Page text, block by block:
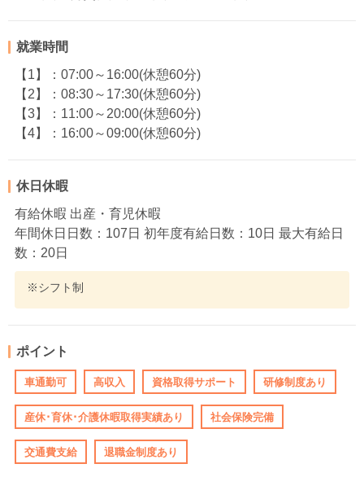
就業時間
【1】：07:00～16:00(休憩60分)
【2】：08:30～17:30(休憩60分)
【3】：11:00～20:00(休憩60分)
【4】：16:00～09:00(休憩60分)
休日休暇
有給休暇 出産・育児休暇
年間休日日数：107日 初年度有給日数：10日 最大有給日
数：20日
※シフト制
ポイント
車通勤可 高収入 資格取得サポート 研修制度あり
産休･育休･介護休暇取得実績あり 社会保険完備
交通費支給 退職金制度あり